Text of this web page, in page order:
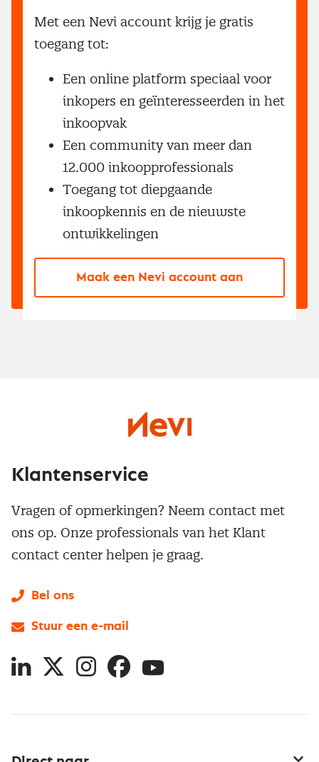
Met een Nevi account krijg je gratis
toegang tot:
Een online platform speciaal voor
inkopers en geïnteresseerden in het
inkoopvak
Een community van meer dan
12.000 inkoopprofessionals
Toegang tot diepgaande
inkoopkennis en de nieuwste
ontwikkelingen
Maak een Nevi account aan
Klantenservice
Vragen of opmerkingen? Neem contact met
ons op. Onze professionals van het Klant
contact center helpen je graag.
Bel ons
Stuur een e-mail
LinkedIn
X InstagramFacebookYouTube